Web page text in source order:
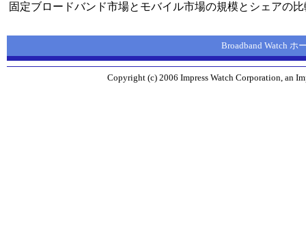
固定ブロードバンド市場とモバイル市場の規模とシェアの比
Broadband Watch ホ
Copyright (c) 2006 Impress Watch Corporation, an